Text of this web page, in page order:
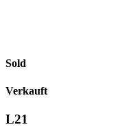
Sold
Verkauft
L21